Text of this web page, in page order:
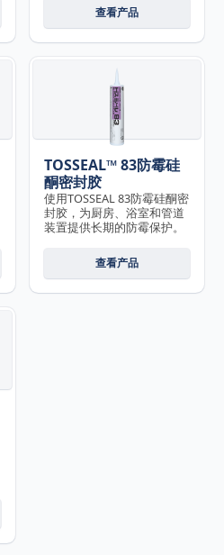
查看产品
TOSSEAL™ 83防霉硅
酮密封胶
使用TOSSEAL 83防霉硅酮密
封胶，为厨房、浴室和管道
装置提供长期的防霉保护。
查看产品